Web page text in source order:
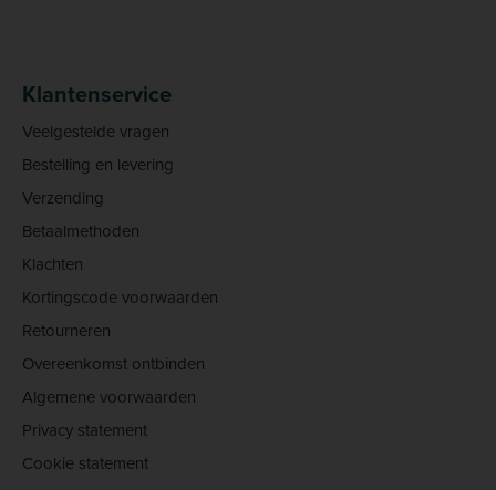
Klantenservice
Veelgestelde vragen
Bestelling en levering
Verzending
Betaalmethoden
Klachten
Kortingscode voorwaarden
Retourneren
Overeenkomst ontbinden
Algemene voorwaarden
Privacy statement
Cookie statement